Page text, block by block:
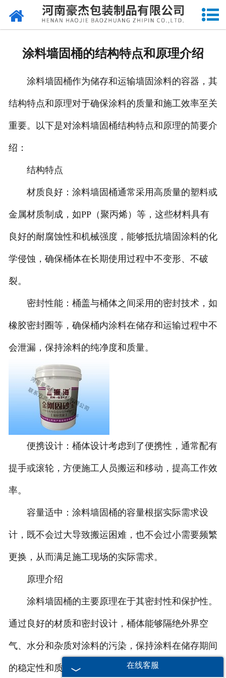
网站首页
印刷工艺
留言反馈
联系我们
涂料墙固桶的结构特点和原理介绍
涂料墙固桶作为储存和运输墙固涂料的容器，其
结构特点和原理对于确保涂料的质量和施工效率至关
重要。以下是对涂料墙固桶结构特点和原理的简要介
绍：
结构特点
材质良好：涂料墙固桶通常采用高质量的塑料或
金属材质制成，如PP（聚丙烯）等，这些材料具有
良好的耐腐蚀性和机械强度，能够抵抗墙固涂料的化
学侵蚀，确保桶体在长期使用过程中不变形、不破
裂。
密封性能：桶盖与桶体之间采用的密封技术，如
橡胶密封圈等，确保桶内涂料在储存和运输过程中不
会泄漏，保持涂料的纯净度和质量。
便携设计：桶体设计考虑到了便携性，通常配有
提手或滚轮，方便施工人员搬运和移动，提高工作效
率。
容量适中：涂料墙固桶的容量根据实际需求设
计，既不会过大导致搬运困难，也不会过小需要频繁
更换，从而满足施工现场的实际需求。
原理介绍
涂料墙固桶的主要原理在于其密封性和保护性。
通过良好的材质和密封设计，桶体能够隔绝外界空
气、水分和杂质对涂料的污染，保持涂料在储存期间
的稳定性和质量。同时，便携的设计使得涂料墙固桶
在线客服